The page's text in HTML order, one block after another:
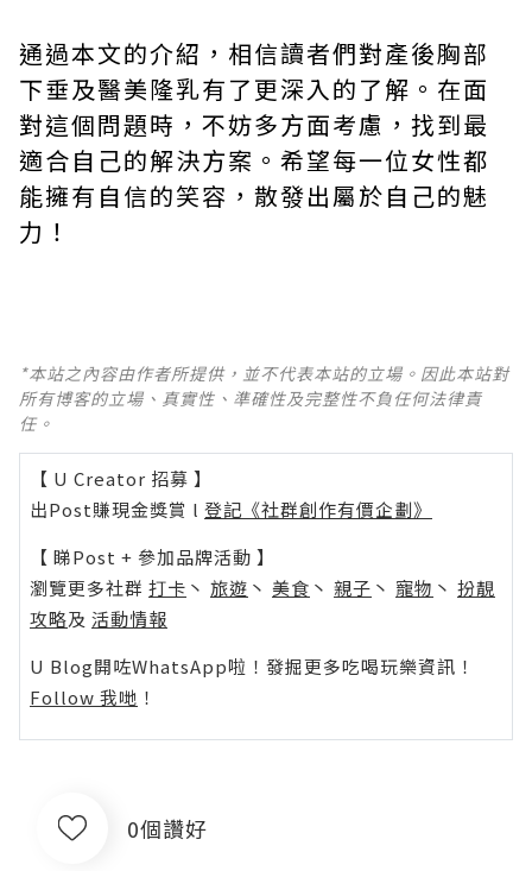
通過本文的介紹，相信讀者們對產後胸部
下垂及醫美隆乳有了更深入的了解。在面
對這個問題時，不妨多方面考慮，找到最
適合自己的解決方案。希望每一位女性都
能擁有自信的笑容，散發出屬於自己的魅
力！
*本站之內容由作者所提供，並不代表本站的立場。因此本站對
所有博客的立場、真實性、準確性及完整性不負任何法律責
任。
【 U Creator 招募 】
出Post賺現金獎賞 l 登記《社群創作有價企劃》
【 睇Post + 參加品牌活動 】
瀏覽更多社群 打卡 丶 旅遊 丶 美食 丶 親子 丶 寵物 丶 扮靚
攻略及 活動情報
U Blog開咗WhatsApp啦！發掘更多吃喝玩樂資訊！
Follow 我哋 ！
0個讚好